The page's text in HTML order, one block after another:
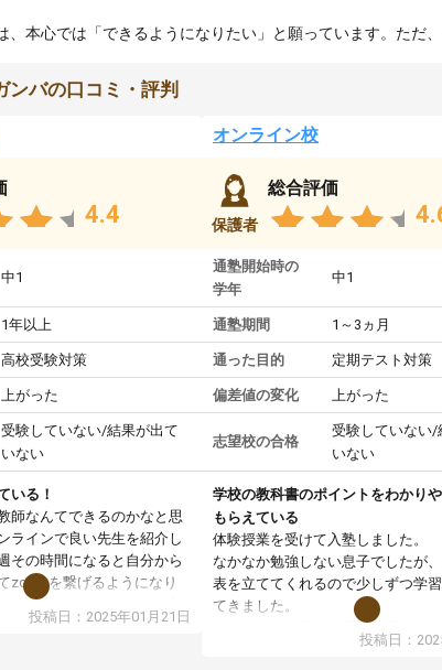
、本心では「できるようになりたい」と願っています。ただ、
ンバの口コミ・評判
4.4
中1
1年以上
高校受験対策
上がった
受験していない/結果が出て
いない
いる！
師なんてできるのかなと思
ラインで良い先生を紹介し
その時間になると自分から
zoomを繋げるようになり
でもOKなのもとても気に入
投稿日：2025年01月21日
オンライン校
保護者
総合評価
通塾開始時の
学年
中1
通塾期間 1～3ヵ月
通った目的 定期テスト対策
偏差値の変化 上がった
志望校の合格
受験していない/
いない
学校の教科書のポイントをわかり
もらえている
体験授業を受けて入塾しました。
なかなか勉強しない息子でしたが
表を立ててくれるので少しずつ学
てきました。
オンラインで週に一度の受講ですが
い日も予定表に基づいて勉強した
投稿日：